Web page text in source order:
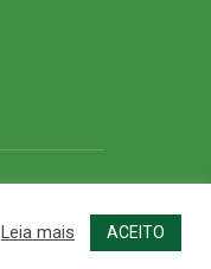
Leia mais ACEITO